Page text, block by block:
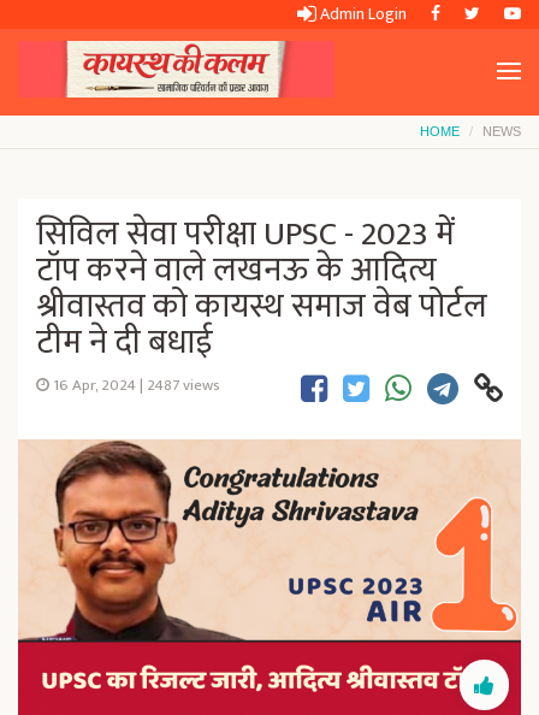
Admin Login
HOME NEWS
सिविल सेवा परीक्षा UPSC - 2023 में
टॉप करने वाले लखनऊ के आदित्य
श्रीवास्तव को कायस्थ समाज वेब पोर्टल
टीम ने दी बधाई
16 Apr, 2024| 2487 views